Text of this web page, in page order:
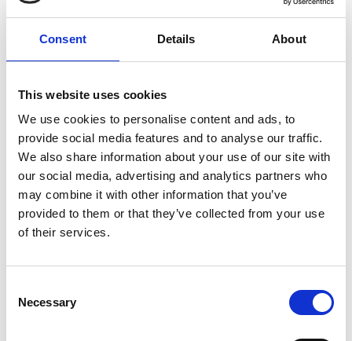
Consent Details About
This website uses cookies
We use cookies to personalise content and ads, to
provide social media features and to analyse our traffic.
We also share information about your use of our site with
our social media, advertising and analytics partners who
may combine it with other information that you’ve
provided to them or that they’ve collected from your use
of their services.
Selection
Necessary
sobresalientes.
firmas analistas es impresionante
”, declara Catherine
Dupuy-Holdich, directora de Producto Source-to-Pay de
proporciona nuestra solución al departamento de
Finanzas y al CFO, ayudando a lograr una mayor
precisión, gestionar eficientemente el flujo de caja y
generar nuevos ingresos”.
Sin embargo, no son sólo los analistas los que perciben
la solución de Esker como un medio eficiente y
moderno para lograr una visibilidad completa de las
cuentas por pagar y un procesamiento de facturas sin
fisuras. Su cliente Hall's Culligan Water, con una tasa de
simplificados y racionalizados y visibilidad de los
procesamiento de facturas.
“Obtener visibilidad de todo el proceso de AP era uno de
los principales objetivos de nuestro equipo cuando